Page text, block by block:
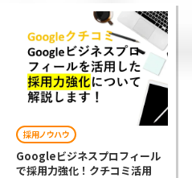
採用ノウハウ
Googleビジネスプロフィール
で採用力強化！クチコミ活用